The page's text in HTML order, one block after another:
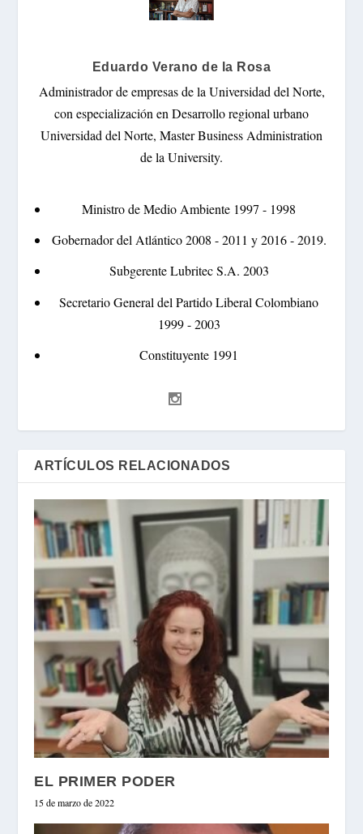
Eduardo Verano de la Rosa
Administrador de empresas de la Universidad del Norte,
con especialización en Desarrollo regional urbano
Universidad del Norte, Master Business Administration
de la University.
Ministro de Medio Ambiente 1997 - 1998
Gobernador del Atlántico 2008 - 2011 y 2016 - 2019.
Subgerente Lubritec S.A. 2003
Secretario General del Partido Liberal Colombiano
1999 - 2003
Constituyente 1991
ARTÍCULOS RELACIONADOS
EL PRIMER PODER
15 de marzo de 2022